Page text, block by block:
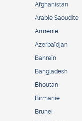
Afghanistan
Arabie Saoudite
Arménie
Azerbaïdjan
Bahreïn
Bangladesh
Bhoutan
Birmanie
Brunei